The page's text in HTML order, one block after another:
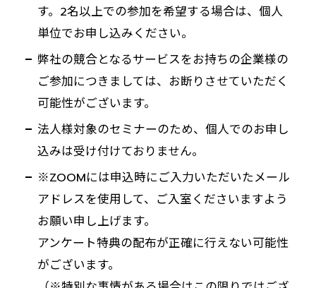
す。2名以上での参加を希望する場合は、個人
単位でお申し込みください。
弊社の競合となるサービスをお持ちの企業様の
ご参加につきましては、お断りさせていただく
可能性がございます。
法人様対象のセミナーのため、個人でのお申し
込みは受け付けておりません。
※ZOOMには申込時にご入力いただいたメール
アドレスを使用して、ご入室くださいますよう
お願い申し上げます。
アンケート特典の配布が正確に行えない可能性
がございます。